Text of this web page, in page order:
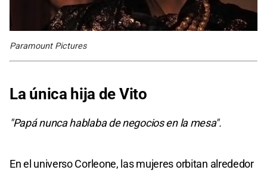
Paramount Pictures
La única hija de Vito
"Papá nunca hablaba de negocios en la mesa".
En el universo Corleone, las mujeres orbitan alrededor